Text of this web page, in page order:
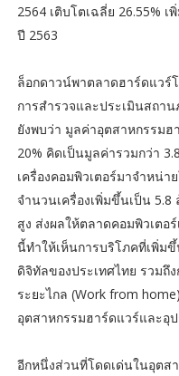
2564 เติบโตเฉลี่ย 26.55%
ปี 2563
ล็อกดาวน์พาตลาดฮาร์ดแวร์
การสำรวจและประเมินสถา
ยังพบว่า มูลค่าอุตสาหกรรม
20% คิดเป็นมูลค่ารวมกว่า
เครื่องคอมพิวเตอร์มาจำหน่า
จำนวนเครื่องเพิ่มขึ้นเป็น 5.8
สูง ส่งผลให้ตลาดคอมพิวเตอ
นี้ทำให้เห็นการบริโภคที่เพิ่ม
ดิจิทัลของประเทศไทย รวมถึ
ระยะไกล (Work from
อุตสาหกรรมฮาร์ดแวร์และอุ
อีกหนึ่งส่วนที่โดดเด่นในอุตส